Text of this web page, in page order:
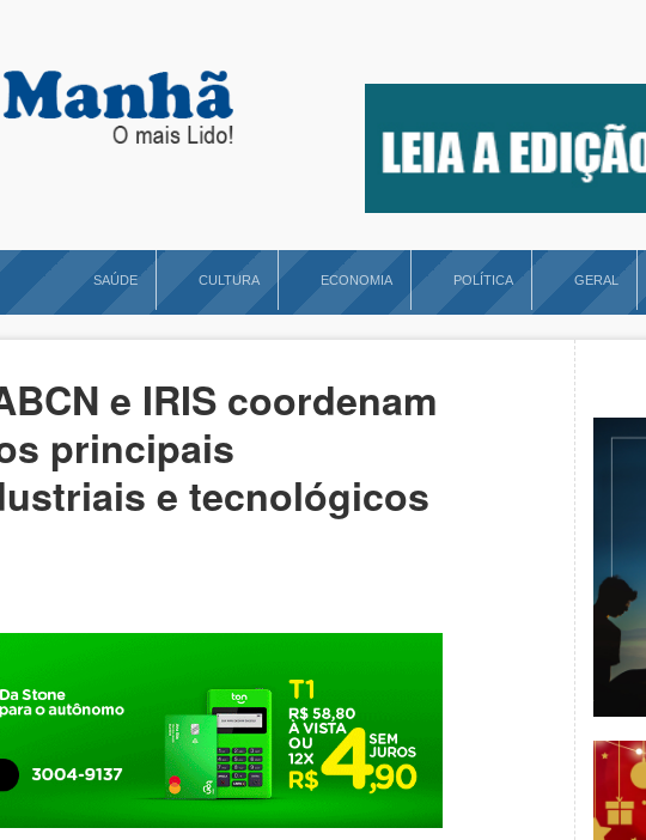
SAÚDE CULTURA ECONOMIA POLÍTICA GERAL
e IRIS coordenam
principais
e tecnológicos